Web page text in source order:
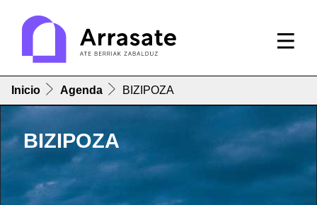
Inicio Agenda BIZIPOZA
BIZIPOZA